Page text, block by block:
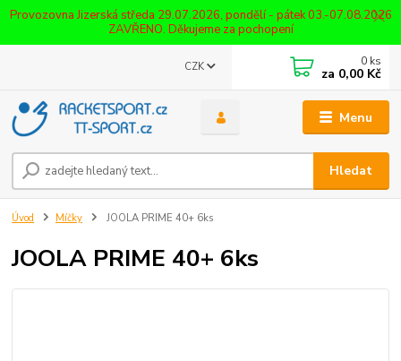
Provozovna Jizerská středa 29.07.2026, pondělí - pátek 03.-07.08.2026
ZAVŘENO. Děkujeme za pochopení
Menu
CZK
Hledat
0 ks
za 0,00 Kč
Úvod Míčky JOOLA PRIME 40+ 6ks
JOOLA PRIME 40+ 6ks